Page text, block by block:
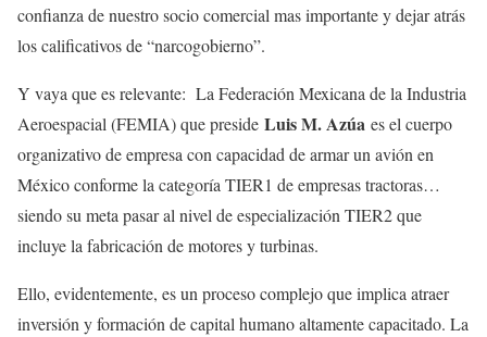
confianza de nuestro socio comercial mas importante y dejar atrás
los calificativos de “narcogobierno”.
Y vaya que es relevante: La Federación Mexicana de la Industria
Aeroespacial (FEMIA) que preside Luis M. Azúa es el cuerpo
organizativo de empresa con capacidad de armar un avión en
México conforme la categoría TIER1 de empresas tractoras…
siendo su meta pasar al nivel de especialización TIER2 que
incluye la fabricación de motores y turbinas.
Ello, evidentemente, es un proceso complejo que implica atraer
inversión y formación de capital humano altamente capacitado. La